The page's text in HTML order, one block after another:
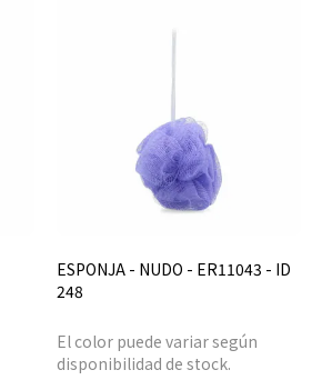
ESPONJA - NUDO - ER11043 - ID
248
El color puede variar según
disponibilidad de stock.